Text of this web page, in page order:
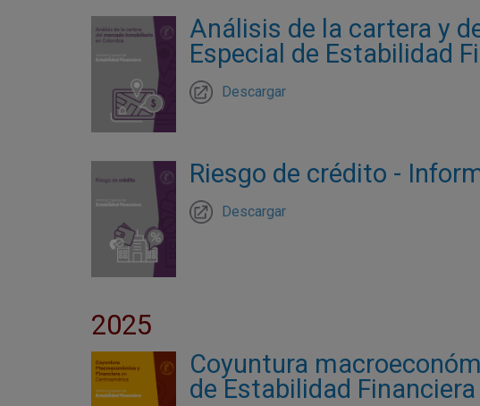
Análisis de la cartera y
Especial de Estabilidad
Descargar
Riesgo de crédito -
Descargar
2025
Coyuntura
de Estabilidad